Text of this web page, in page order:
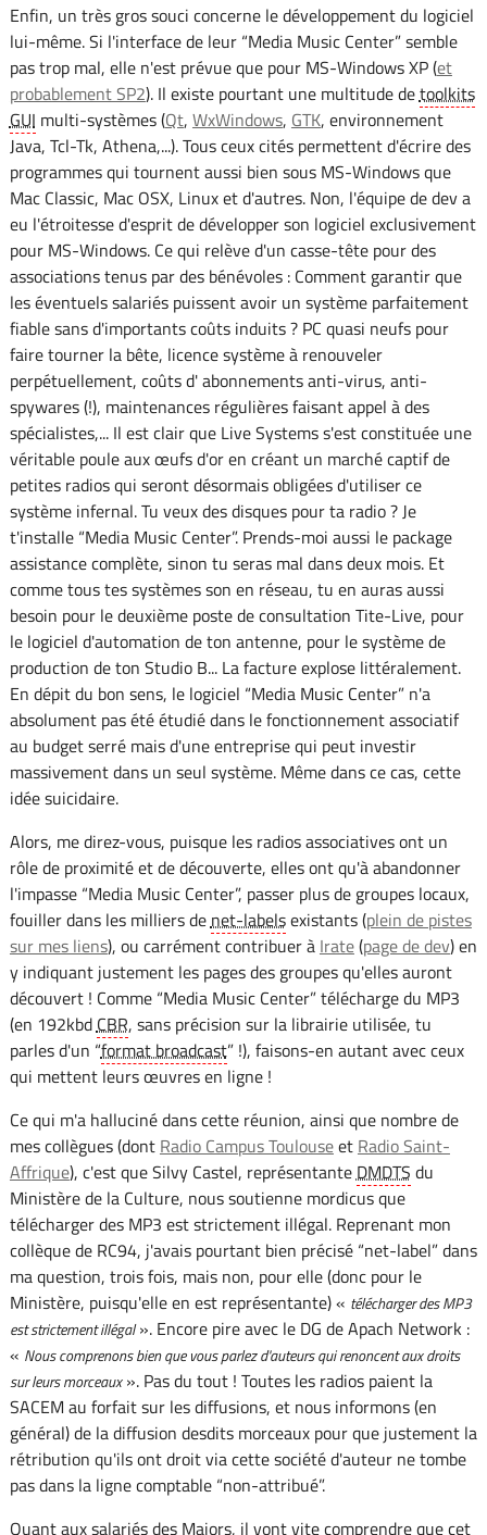
Enfin, un très gros souci concerne le développement du logiciel
lui-même. Si l'interface de leur “Media Music Center” semble
pas trop mal, elle n'est prévue que pour MS-Windows XP (et
probablement SP2). Il existe pourtant une multitude detoolkits
GUI multi-systèmes (Qt, WxWindows, GTK, environnement
Java, Tcl-Tk, Athena,...). Tous ceux cités permettent d'écrire des
programmes qui tournent aussi bien sous MS-Windows que
Mac Classic, Mac OSX, Linux et d'autres. Non, l'équipe de dev a
eu l'étroitesse d'esprit de développer son logiciel exclusivement
pour MS-Windows. Ce qui relève d'un casse-tête pour des
associations tenus par des bénévoles : Comment garantir que
les éventuels salariés puissent avoir un système parfaitement
fiable sans d'importants coûts induits ? PC quasi neufs pour
faire tourner la bête, licence système à renouveler
perpétuellement, coûts d' abonnements anti-virus, anti-
spywares (!), maintenances régulières faisant appel à des
spécialistes,... Il est clair que Live Systems s'est constituée une
véritable poule aux œufs d'or en créant un marché captif de
petites radios qui seront désormais obligées d'utiliser ce
système infernal. Tu veux des disques pour ta radio ? Je
t'installe “Media Music Center”. Prends-moi aussi le package
assistance complète, sinon tu seras mal dans deux mois. Et
comme tous tes systèmes son en réseau, tu en auras aussi
besoin pour le deuxième poste de consultation Tite-Live, pour
le logiciel d'automation de ton antenne, pour le système de
production de ton Studio B... La facture explose littéralement.
En dépit du bon sens, le logiciel “Media Music Center” n'a
absolument pas été étudié dans le fonctionnement associatif
au budget serré mais d'une entreprise qui peut investir
massivement dans un seul système. Même dans ce cas, cette
idée suicidaire.
Alors, me direz-vous, puisque les radios associatives ont un
rôle de proximité et de découverte, elles ont qu'à abandonner
l'impasse “Media Music Center”, passer plus de groupes locaux,
fouiller dans les milliers de net-labelsexistants (plein de pistes
sur mes liens), ou carrément contribuer à Irate(page de dev) en
y indiquant justement les pages des groupes qu'elles auront
découvert ! Comme “Media Music Center” télécharge du MP3
(en 192kbd CBR, sans précision sur la librairie utilisée, tu
parles d'un “format broadcast” !), faisons-en autant avec ceux
qui mettent leurs œuvres en ligne !
Ce qui m'a halluciné dans cette réunion, ainsi que nombre de
mes collègues (dont Radio Campus Toulouseet Radio Saint-
Affrique), c'est que Silvy Castel, représentante DMDTS du
Ministère de la Culture, nous soutienne mordicus que
télécharger des MP3 est strictement illégal. Reprenant mon
collèque de RC94, j'avais pourtant bien précisé “net-label” dans
ma question, trois fois, mais non, pour elle (donc pour le
Ministère, puisqu'elle en est représentante) « télécharger des MP3
est strictement illégal». Encore pire avec le DG de Apach Network :
« Nous comprenons bien que vous parlez d'auteurs qui renoncent aux droits
sur leurs morceaux». Pas du tout ! Toutes les radios paient la
SACEM au forfait sur les diffusions, et nous informons (en
général) de la diffusion desdits morceaux pour que justement la
rétribution qu'ils ont droit via cette société d'auteur ne tombe
pas dans la ligne comptable “non-attribué”.
Quant aux salariés des Majors, il vont vite comprendre que cet